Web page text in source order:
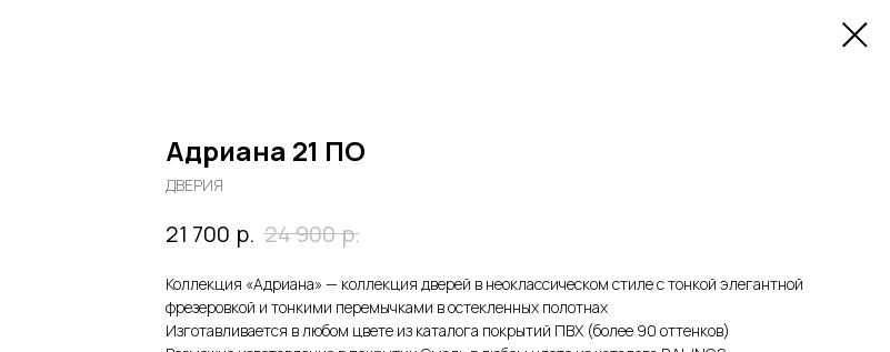
Адриана 21 ПО
ДВЕРИЯ
21 700 р. 24 900 р.
Коллекция «Адриана» — коллекция дверей в неоклассическом стиле с тонкой элегантной
фрезеровкой и тонкими перемычками в остекленных полотнах
Изготавливается в любом цвете из каталога покрытий ПВХ (более 90 оттенков)